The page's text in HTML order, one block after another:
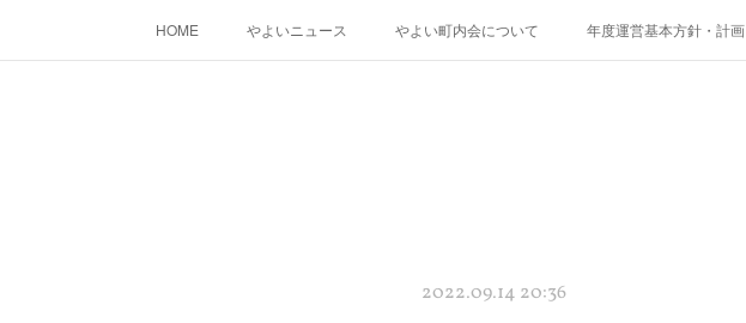
HOME やよいニュース やよい町内会について 年度運営基本方針・計画
2022.09.14 20:36